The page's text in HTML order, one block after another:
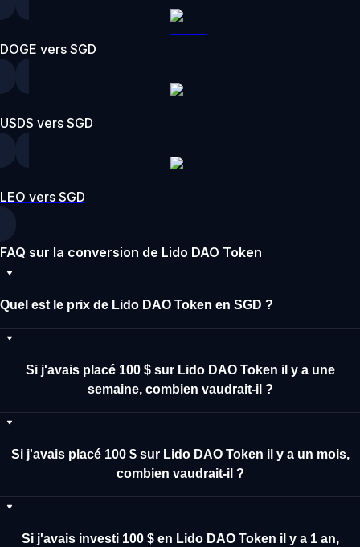
DOGE vers SGD
USDS vers SGD
LEO vers SGD
FAQ sur la conversion de Lido DAO Token
Quel est le prix de Lido DAO Token en SGD ?
Si j'avais placé 100 $ sur Lido DAO Token il y a une
semaine, combien vaudrait-il ?
Si j'avais placé 100 $ sur Lido DAO Token il y a un mois,
combien vaudrait-il ?
Si j'avais investi 100 $ en Lido DAO Token il y a 1 an,